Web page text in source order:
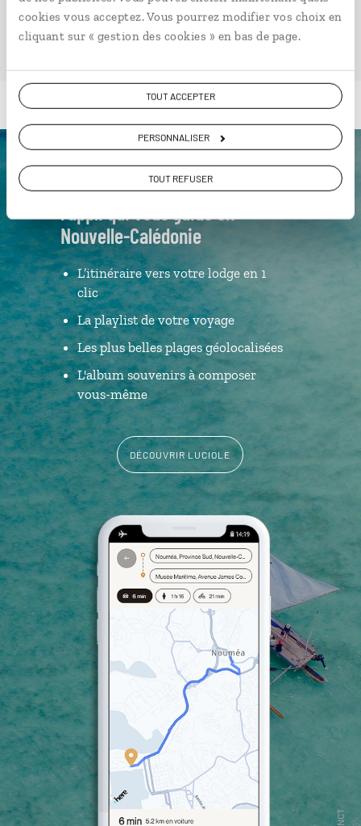
cookies vous acceptez. Vous pourrez modifier vos choix en
cliquant sur « gestion des cookies » en bas de page.
TOUT ACCEPTER
PERSONNALISER
TOUT REFUSER
Luciole,
Nouvelle-Calédonie
L’itinéraire vers votre lodge en 1
clic
La playlist de votre voyage
Les plus belles plages géolocalisées
L'album souvenirs à composer
vous-même
DÉCOUVRIR LUCIOLE